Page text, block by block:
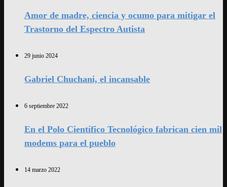
Amor de madre, ciencia y ocumo para mitigar el
Trastorno del Espectro Autista
29 junio 2024
Gabriel Chuchani, el incansable
6 septiembre 2022
En el Polo Científico Tecnológico fabrican cien mil
modems para el pueblo
14 marzo 2022